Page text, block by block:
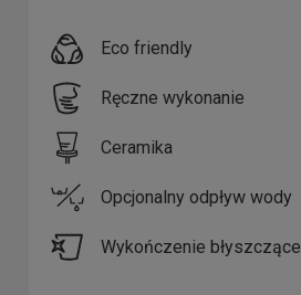
Eco friendly
Ręczne wykonanie
Ceramika
Opcjonalny odpływ wody
Wykończenie błyszczące